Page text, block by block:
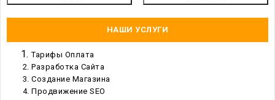
НАШИ УСЛУГИ
Тарифы Оплата
Разработка Сайта
Создание Магазина
Продвижение SEO